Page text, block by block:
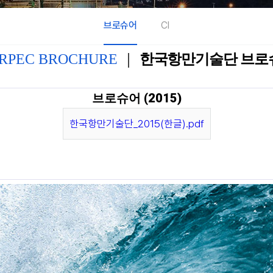
브로슈어 CI
BROCHURE 한국항만기술단 브로
브로슈어 (2015)
한국항만기술단_2015(한글).pdf